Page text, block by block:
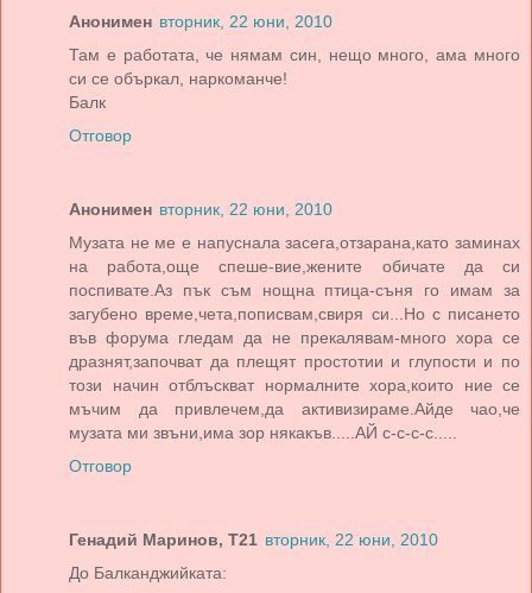
Анонимен вторник, 22 юни, 2010
Там е работата, че нямам син, нещо много, ама много
си се объркал, наркоманче!
Балк
Отговор
Анонимен вторник, 22 юни, 2010
Музата не ме е напуснала засега,отзарана,като заминах
на работа,още спеше-вие,жените обичате да си
поспивате.Аз пък съм нощна птица-съня го имам за
загубено време,чета,пописвам,свиря си...Но с писането
във форума гледам да не прекалявам-много хора се
дразнят,започват да плещят простотии и глупости и по
този начин отблъскват нормалните хора,които ние се
мъчим да привлечем,да активизираме.Айде чао,че
музата ми звъни,има зор някакъв.....АЙ с-с-с-с.....
Отговор
Генадий Маринов, Т21 вторник, 22 юни, 2010
До Балканджийката: